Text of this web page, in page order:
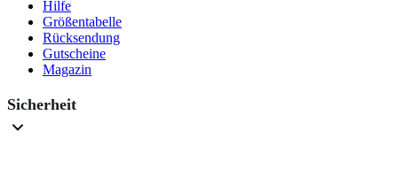
Hilfe
Größentabelle
Rücksendung
Gutscheine
Magazin
Sicherheit